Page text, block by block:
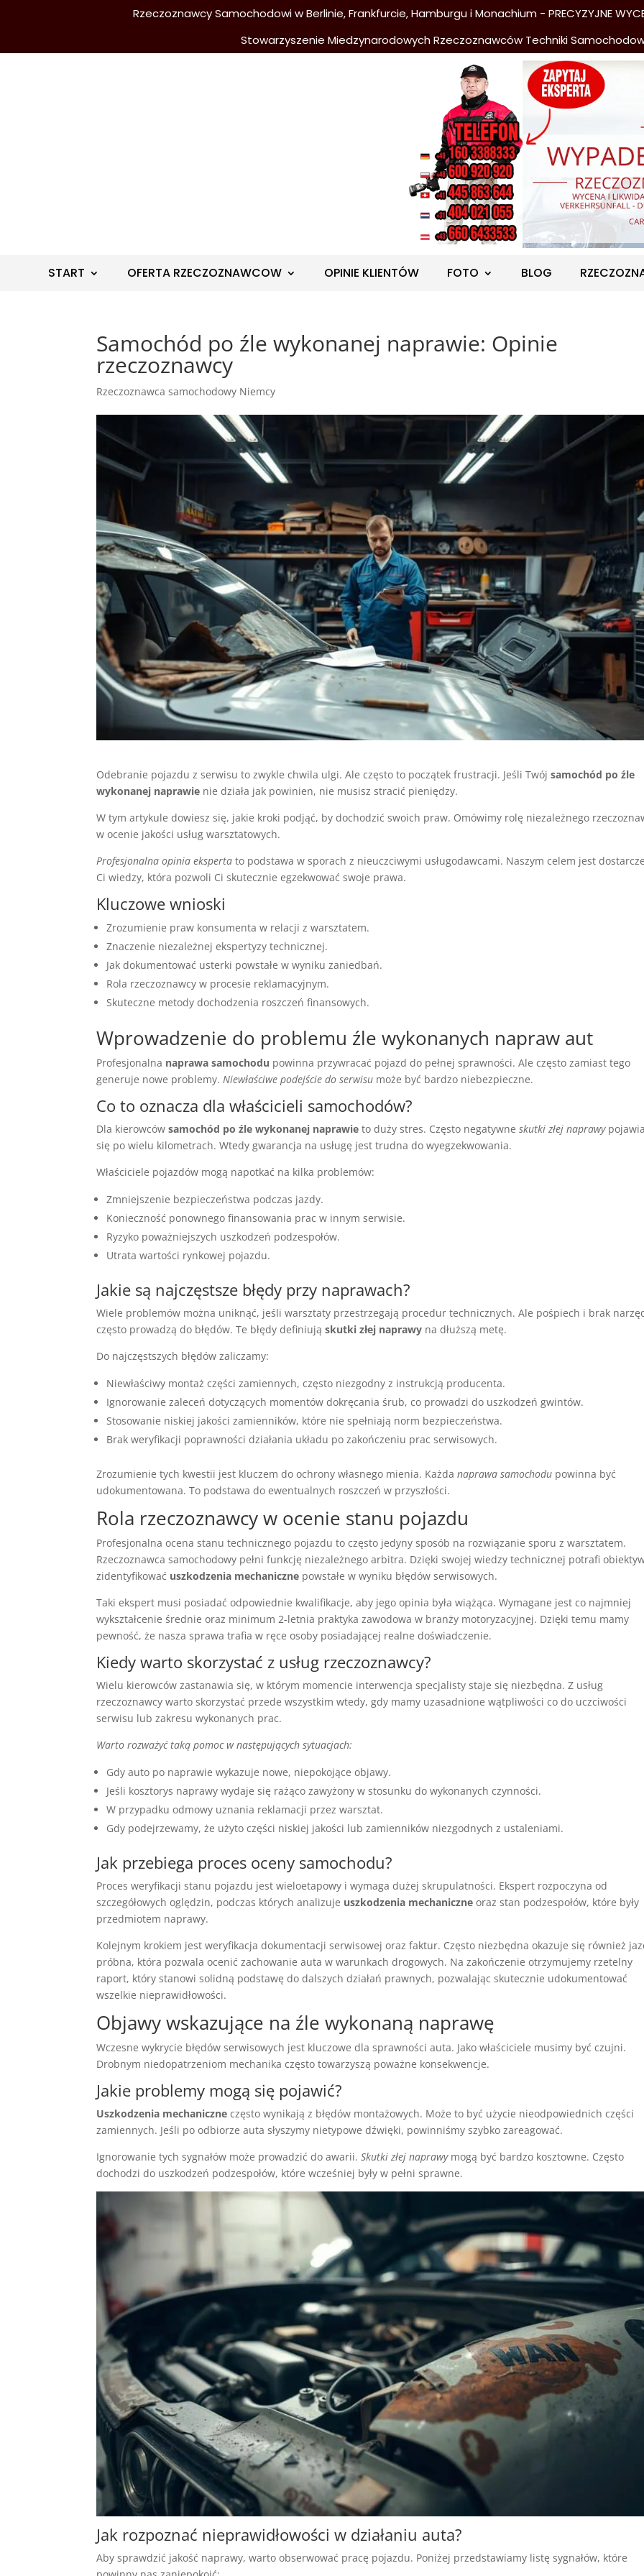
Rzeczoznawcy Samochodowi w Berlinie, Frankfurcie, Hamburgu i Monachium - PRECYZYJNE
Stowarzyszenie Miedzynarodowych Rzeczoznawców Techniki
START OFERTA RZECZOZNAWCOW OPINIE KLIENTÓW FOTO BLOG
Samochód po źle wykonanej naprawie: Opinie
rzeczoznawcy
Rzeczoznawca samochodowy Niemcy
Odebranie pojazdu z serwisu to zwykle chwila ulgi. Ale często to początek frustracji. Jeśli Twójsamochód po źle
wykonanej naprawie nie działa jak powinien, nie musisz stracić pieniędzy.
W tym artykule dowiesz się, jakie kroki podjąć, by dochodzić swoich praw. Omówimy rolę niezależnego
w ocenie jakości usług warsztatowych.
Profesjonalna opinia eksperta to podstawa w sporach z nieuczciwymi usługodawcami. Naszym celem jest
Ci wiedzy, która pozwoli Ci skutecznie egzekwować swoje prawa.
Kluczowe wnioski
Zrozumienie praw konsumenta w relacji z warsztatem.
Znaczenie niezależnej ekspertyzy technicznej.
Jak dokumentować usterki powstałe w wyniku zaniedbań.
Rola rzeczoznawcy w procesie reklamacyjnym.
Skuteczne metody dochodzenia roszczeń finansowych.
Wprowadzenie do problemu źle wykonanych napraw aut
Profesjonalna naprawa samochodu powinna przywracać pojazd do pełnej sprawności. Ale często zamiast tego
generuje nowe problemy. Niewłaściwe podejście do serwisu może być bardzo niebezpieczne.
Co to oznacza dla właścicieli samochodów?
Dla kierowcówsamochód po źle wykonanej naprawie to duży stres. Często negatywneskutki złej naprawy
się po wielu kilometrach. Wtedy gwarancja na usługę jest trudna do wyegzekwowania.
Właściciele pojazdów mogą napotkać na kilka problemów:
Zmniejszenie bezpieczeństwa podczas jazdy.
Konieczność ponownego finansowania prac w innym serwisie.
Ryzyko poważniejszych uszkodzeń podzespołów.
Utrata wartości rynkowej pojazdu.
Jakie są najczęstsze błędy przy naprawach?
Wiele problemów można uniknąć, jeśli warsztaty przestrzegają procedur technicznych. Ale pośpiech i brak
często prowadzą do błędów. Te błędy definiująskutki złej naprawy na dłuższą metę.
Do najczęstszych błędów zaliczamy:
Niewłaściwy montaż części zamiennych, często niezgodny z instrukcją producenta.
Ignorowanie zaleceń dotyczących momentów dokręcania śrub, co prowadzi do uszkodzeń gwintów.
Stosowanie niskiej jakości zamienników, które nie spełniają norm bezpieczeństwa.
Brak weryfikacji poprawności działania układu po zakończeniu prac serwisowych.
Zrozumienie tych kwestii jest kluczem do ochrony własnego mienia. Każdanaprawa samochodu powinna być
udokumentowana. To podstawa do ewentualnych roszczeń w przyszłości.
Rola rzeczoznawcy w ocenie stanu pojazdu
Profesjonalna ocena stanu technicznego pojazdu to często jedyny sposób na rozwiązanie sporu z warsztatem.
Rzeczoznawca samochodowy pełni funkcję niezależnego arbitra. Dzięki swojej wiedzy technicznej potrafi
zidentyfikować uszkodzenia mechaniczne powstałe w wyniku błędów serwisowych.
Taki ekspert musi posiadać odpowiednie kwalifikacje, aby jego opinia była wiążąca. Wymagane jest co najmniej
wykształcenie średnie oraz minimum 2-letnia praktyka zawodowa w branży motoryzacyjnej. Dzięki temu mamy
pewność, że nasza sprawa trafia w ręce osoby posiadającej realne doświadczenie.
Kiedy warto skorzystać z usług rzeczoznawcy?
Wielu kierowców zastanawia się, w którym momencie interwencja specjalisty staje się niezbędna. Z usług
rzeczoznawcy warto skorzystać przede wszystkim wtedy, gdy mamy uzasadnione wątpliwości co do uczciwości
serwisu lub zakresu wykonanych prac.
Warto rozważyć taką pomoc w następujących sytuacjach:
Gdy auto po naprawie wykazuje nowe, niepokojące objawy.
Jeśli kosztorys naprawy wydaje się rażąco zawyżony w stosunku do wykonanych czynności.
W przypadku odmowy uznania reklamacji przez warsztat.
Gdy podejrzewamy, że użyto części niskiej jakości lub zamienników niezgodnych z ustaleniami.
Jak przebiega proces oceny samochodu?
Proces weryfikacji stanu pojazdu jest wieloetapowy i wymaga dużej skrupulatności. Ekspert rozpoczyna od
szczegółowych oględzin, podczas których analizuje uszkodzenia mechaniczne oraz stan podzespołów, które były
przedmiotem naprawy.
Kolejnym krokiem jest weryfikacja dokumentacji serwisowej oraz faktur. Często niezbędna okazuje się również
próbna, która pozwala ocenić zachowanie auta w warunkach drogowych. Na zakończenie otrzymujemy rzetelny
raport, który stanowi solidną podstawę do dalszych działań prawnych, pozwalając skutecznie udokumentować
wszelkie nieprawidłowości.
Objawy wskazujące na źle wykonaną naprawę
Wczesne wykrycie błędów serwisowych jest kluczowe dla sprawności auta. Jako właściciele musimy być czujni.
Drobnym niedopatrzeniom mechanika często towarzyszą poważne konsekwencje.
Jakie problemy mogą się pojawić?
Uszkodzenia mechaniczne często wynikają z błędów montażowych. Może to być użycie nieodpowiednich części
zamiennych. Jeśli po odbiorze auta słyszymy nietypowe dźwięki, powinniśmy szybko zareagować.
Ignorowanie tych sygnałów może prowadzić do awarii.Skutki złej naprawymogą być bardzo kosztowne. Często
dochodzi do uszkodzeń podzespołów, które wcześniej były w pełni sprawne.
Jak rozpoznać nieprawidłowości w działaniu auta?
Aby sprawdzić jakość naprawy, warto obserwować pracę pojazdu. Poniżej przedstawiamy listę sygnałów, które